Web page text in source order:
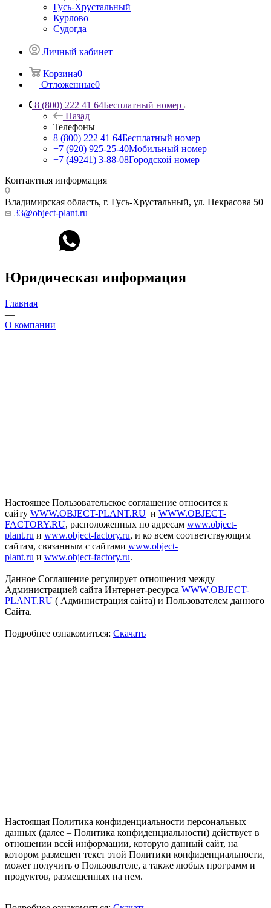
Гусь-Хрустальный
Курлово
Судогда
Личный кабинет
Корзина0
Отложенные0
8 (800) 222 41 64Бесплатный номер
Назад
Телефоны
8 (800) 222 41 64Бесплатный номер
+7 (920) 925-25-40Мобильный номер
+7 (49241) 3-88-08Городской номер
Контактная информация
Владимирская область, г. Гусь-Хрустальный, ул. Некрасова 50
33@object-plant.ru
Юридическая информация
Главная
—
О компании
Настоящее Пользовательское соглашение относится к
сайту WWW.OBJECT-PLANT.RU и WWW.OBJECT-
FACTORY.RU, расположенных по адресам www.object-
plant.ru и www.object-factory.ru, и ко всем соответствующим
сайтам, связанным с сайтами www.object-
plant.ru и www.object-factory.ru.
Данное Соглашение регулирует отношения между
Администрацией сайта Интернет-ресурса WWW.OBJECT-
PLANT.RU ( Администрация сайта) и Пользователем данного
Сайта.
Подробнее ознакомиться: Скачать
Настоящая Политика конфиденциальности персональных
данных (далее – Политика конфиденциальности) действует в
отношении всей информации, которую данный сайт, на
котором размещен текст этой Политики конфиденциальности,
может получить о Пользователе, а также любых программ и
продуктов, размещенных на нем.